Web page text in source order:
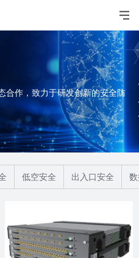
合作，致力于研发创新的安全防
低空安全 出入口安全